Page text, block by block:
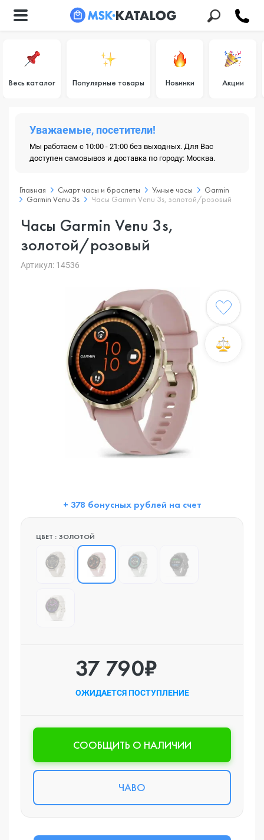
Весь каталог Популярные товары Новинки Акции
Уважаемые, посетители!
Мы работаем с 10:00 - 21:00 без выходных. Для Вас
доступен самовывоз и доставка по городу: Москва.
Главная Смарт часы и браслеты Умные часы
Garmin
Garmin Venu 3s
Часы Garmin Venu 3s, золотой/розовый
Часы Garmin Venu 3s,
золотой/розовый
Артикул: 14536
+ 378 бонусных рублей на счет
ЦВЕТ : ЗОЛОТОЙ
37 790₽
ОЖИДАЕТСЯ ПОСТУПЛЕНИЕ
CООБЩИТЬ О НАЛИЧИИ
ЧАВО